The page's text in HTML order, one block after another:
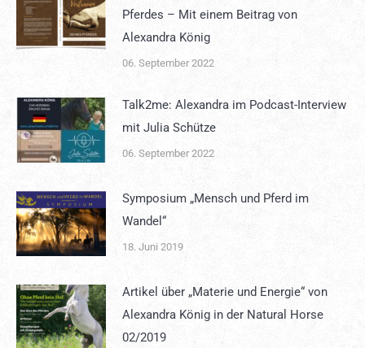
Pferdes – Mit einem Beitrag von
Alexandra König
06. September 2022
Talk2me: Alexandra im Podcast-Interview
mit Julia Schütze
06. September 2022
Symposium „Mensch und Pferd im
Wandel“
18. Juni 2019
Artikel über „Materie und Energie“ von
Alexandra König in der Natural Horse
02/2019